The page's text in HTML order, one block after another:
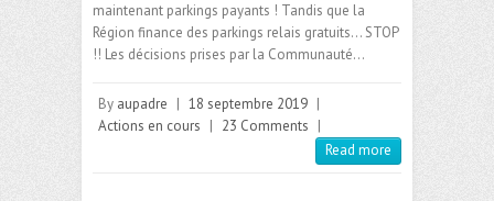
maintenant parkings payants ! Tandis que la
Région finance des parkings relais gratuits… STOP
!! Les décisions prises par la Communauté…
By aupadre | 18 septembre 2019 |
Actions en cours | 23 Comments |
Read more